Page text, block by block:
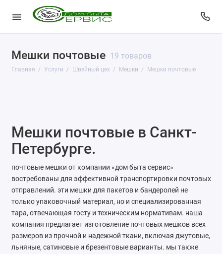
Мешки почтовые 19 товаров
Главная Услуги Швейный цех Мешки Мешки почтовые
КопиЦентр
Заправка картриджей
Изготовление ключей
Пульты для ворот и шлагбаумов
Ремонт чемоданов
Ателье
Мешки почтовые в Санкт-
Петербурге.
почтовые мешки от компании «дом быта сервис»
востребованы для эффективной транспортировки почтовых
отправлений. эти мешки для пакетов и бандеролей не
только упаковочный материал, но и специализированная
тара, отвечающая госту и техническим нормативам. наша
компания предлагает изготовление почтовых мешков всех
размеров из прочной и надежной ткани, включая джутовые,
льняные, сатиновые и брезентовые варианты. мы также